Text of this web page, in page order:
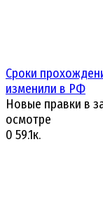
Сроки
изменили в РФ
Новые правки в
осмотре
0 59.1к.